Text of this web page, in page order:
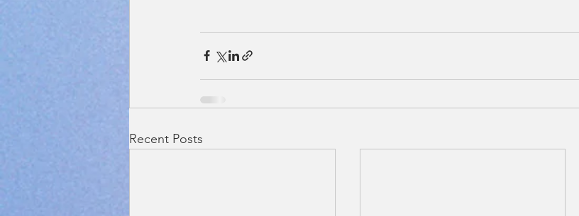
Recent Posts